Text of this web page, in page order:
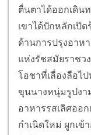
ตื่นตาได้ออกเดิน
เขาได้ปักหลักเปิ
ด้านการปรุงอาห
แห่งรัชสมัยราชว
โอชาที่เลื่องลือไ
ขุนนางหนุ่มรูปงา
อาหารรสเลิศออ
กำเนิดใหม่ ผูกเข้